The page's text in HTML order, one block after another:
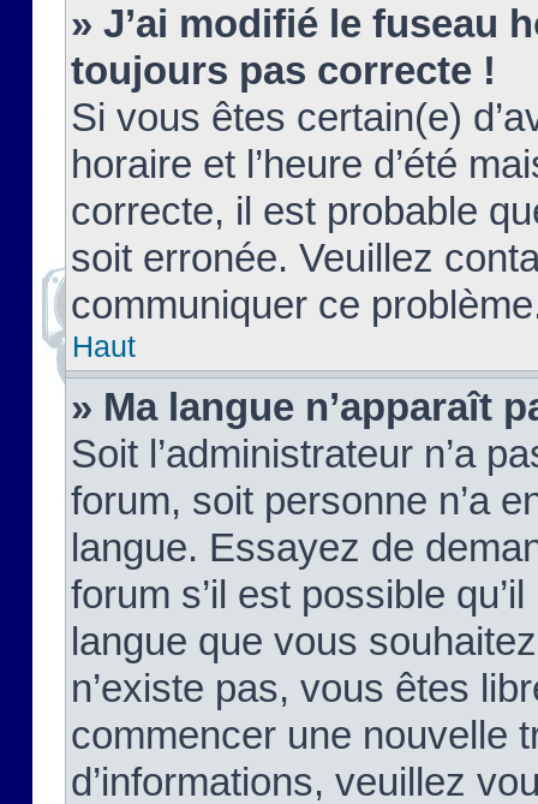
» J’ai modifié le fuseau
toujours pas correcte !
Si vous êtes certain(e)
horaire et l’heure d’été
correcte, il est probable
soit erronée. Veuillez
communiquer ce
Haut
» Ma langue n’apparaît
Soit l’administrateur n’a
forum, soit personne n’a
langue. Essayez de
forum s’il est possible
langue que vous
n’existe pas, vous êtes
commencer une nouvelle
d’informations, veuillez